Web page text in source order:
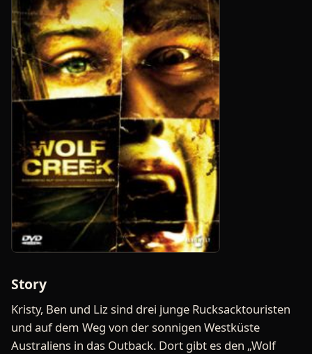
Story
Kristy, Ben und Liz sind drei junge Rucksacktouristen
und auf dem Weg von der sonnigen Westküste
Australiens in das Outback. Dort gibt es den „Wolf